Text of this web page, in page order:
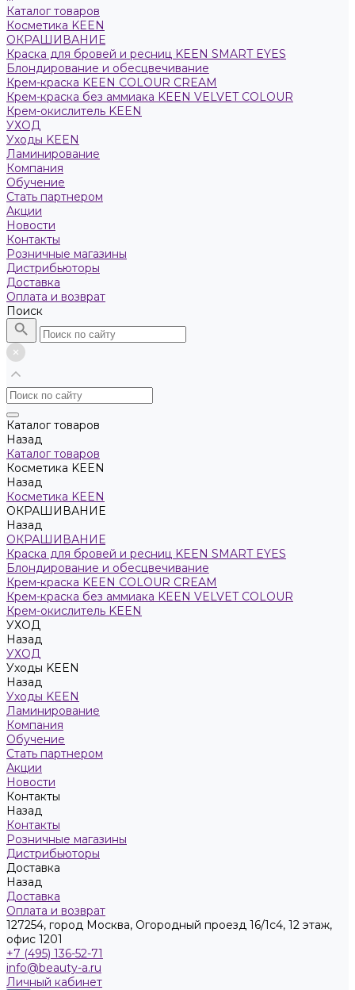
Каталог товаров
Косметика KEEN
ОКРАШИВАНИЕ
Краска для бровей и ресниц KEEN SMART EYES
Блондирование и обесцвечивание
Крем-краска KEEN COLOUR CREAM
Крем-краска без аммиака KEEN VELVET COLOUR
Крем-окислитель KEEN
УХОД
Уходы KEEN
Ламинирование
Компания
Обучение
Стать партнером
Акции
Новости
Контакты
Розничные магазины
Дистрибьюторы
Доставка
Оплата и возврат
Поиск
Каталог товаров
Назад
Каталог товаров
Косметика KEEN
Назад
Косметика KEEN
ОКРАШИВАНИЕ
Назад
ОКРАШИВАНИЕ
Краска для бровей и ресниц KEEN SMART EYES
Блондирование и обесцвечивание
Крем-краска KEEN COLOUR CREAM
Крем-краска без аммиака KEEN VELVET COLOUR
Крем-окислитель KEEN
УХОД
Назад
УХОД
Уходы KEEN
Назад
Уходы KEEN
Ламинирование
Компания
Обучение
Стать партнером
Акции
Новости
Контакты
Назад
Контакты
Розничные магазины
Дистрибьюторы
Доставка
Назад
Доставка
Оплата и возврат
127254, город Москва, Огородный проезд 16/1с4, 12 этаж,
офис 1201
+7 (495) 136-52-71
info@beauty-a.ru
Личный кабинет